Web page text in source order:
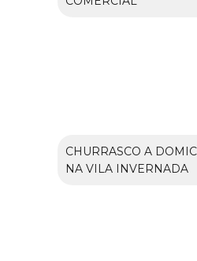
CHURRASCO A
NA VILA INVERNADA